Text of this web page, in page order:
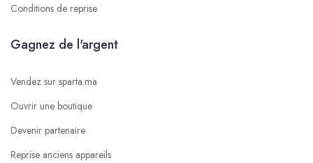
Conditions de reprise
Gagnez de l'argent
Vendez sur sparta.ma
Ouvrir une boutique
Devenir partenaire
Reprise anciens appareils